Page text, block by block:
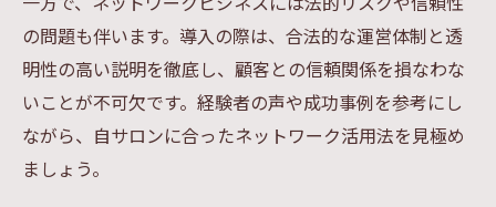
の問題も伴います。導入の際は、合法的な運営体制と透
明性の高い説明を徹底し、顧客との信頼関係を損なわな
いことが不可欠です。経験者の声や成功事例を参考にし
ながら、自サロンに合ったネットワーク活用法を見極め
ましょう。